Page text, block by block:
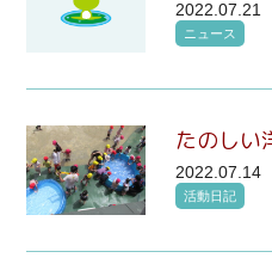
2022.07.21
ニュース
たのしい
2022.07.14
活動日記